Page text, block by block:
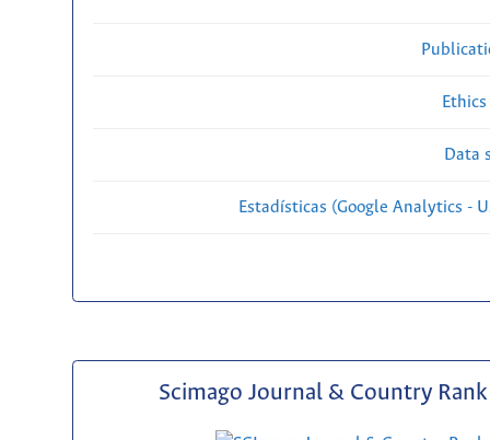
Data
Estadísticas (Google Analytics -
Scimago Journal & Country Rank